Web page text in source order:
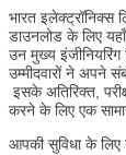
भारत इलेक्ट्रॉनिक्स
डाउनलोड के लिए
उन मुख्य इंजीनियरिंग
उम्मीदवारों ने अपने
इसके अतिरिक्त,
करने के लिए एक
आपकी सुविधा के लिए